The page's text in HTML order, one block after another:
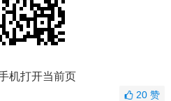
机打开当前页
20赞